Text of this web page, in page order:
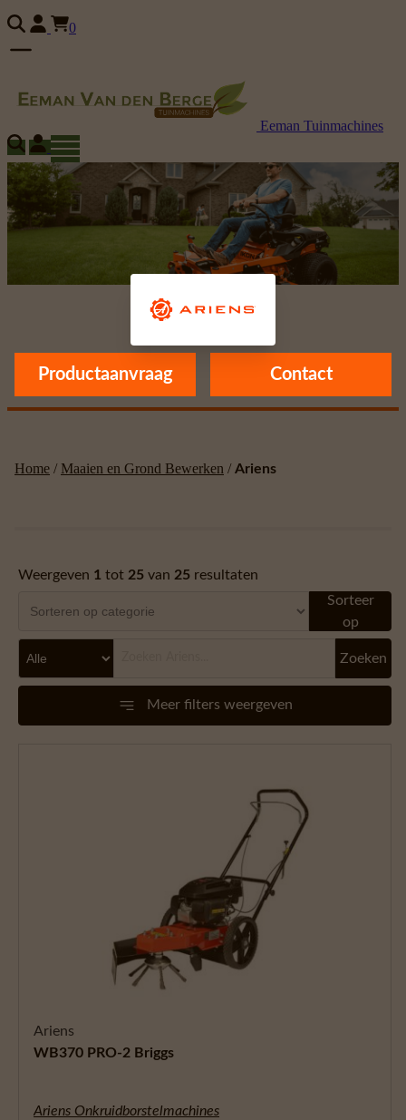
0
Eeman Tuinmachines
Productaanvraag
Ariens
Contact
Home / Maaien en Grond Bewerken / Ariens
Weergeven 1 tot 25 van 25 resultaten
Sorteer
op
Zoeken
Meer filters weergeven
Ariens
WB370 PRO-2 Briggs
Ariens Onkruidborstelmachines